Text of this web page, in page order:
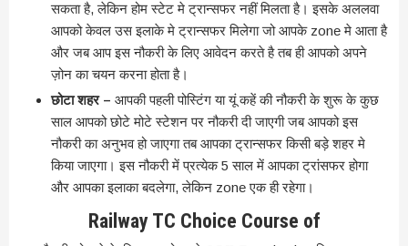
सकता है, लेकिन होम स्टेट मे ट्रान्सफर नहीं मिलता है। इसके अललवा
आपको केवल उस इलाके मे ट्रान्सफर मिलेगा जो आपके zone मे आता है
और जब आप इस नौकरी के लिए आवेदन करते है तब ही आपको अपने
ज़ोन का चयन करना होता है।
छोटा शहर – आपकी पहली पोस्टिंग या यूं कहें की नौकरी के शुरू के कुछ
साल आपको छोटे मोटे स्टेशन पर नौकरी दी जाएगी जब आपको इस
नौकरी का अनुभव हो जाएगा तब आपका ट्रान्सफर किसी बड़े शहर मे
किया जाएगा। इस नौकरी में प्रत्येक 5 साल में आपका ट्रांसफर होगा
और आपका इलाका बदलेगा, लेकिन zone एक ही रहेगा।
Railway TC Choice Course of